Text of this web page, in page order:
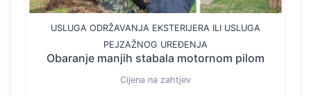
USLUGA ODRŽAVANJA EKSTERIJERA ILI USLUGA
PEJZAŽNOG UREĐENJA
Obaranje manjih stabala motornom pilom
Cijena na zahtjev